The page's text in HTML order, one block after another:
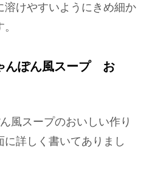
溶けやすいようにきめ細か
んぽん風スープ お
風スープのおいしい作り
詳しく書いてありまし